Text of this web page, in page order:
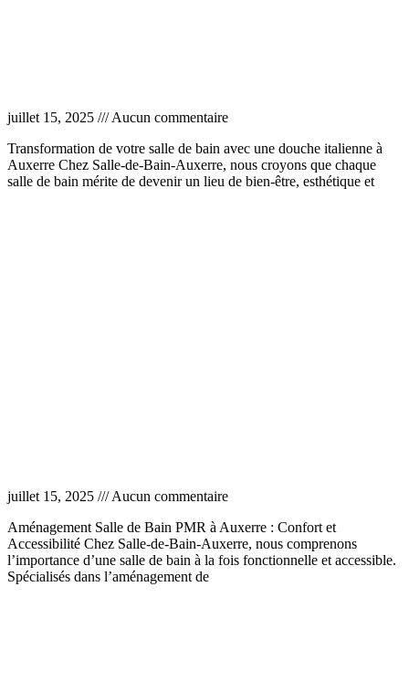
juillet 15, 2025
Aucun commentaire
Transformation de votre salle de bain avec une douche italienne à
Auxerre Chez Salle-de-Bain-Auxerre, nous croyons que chaque
salle de bain mérite de devenir un lieu de bien-être, esthétique et
juillet 15, 2025
Aucun commentaire
Aménagement Salle de Bain PMR à Auxerre : Confort et
Accessibilité Chez Salle-de-Bain-Auxerre, nous comprenons
l’importance d’une salle de bain à la fois fonctionnelle et accessible.
Spécialisés dans l’aménagement de